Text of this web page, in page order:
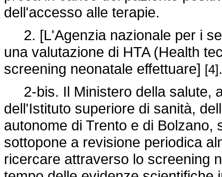
dell'accesso alle terapie.
2. [L'Agenzia nazionale per i
una valutazione di HTA (Health
screening neonatale effettuare] [4].
2-bis. Il Ministero della salute,
dell'Istituto superiore di sanità,
autonome di Trento e di
sottopone a revisione periodica
ricercare attraverso lo screening